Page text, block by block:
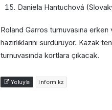
Daniela Hantuchová
Roland Garros turnuvasına
hazırlıklarını sürdürüyor. Kazak
turnuvasında kortlara çıkacak.
Yoluyla inform.kz